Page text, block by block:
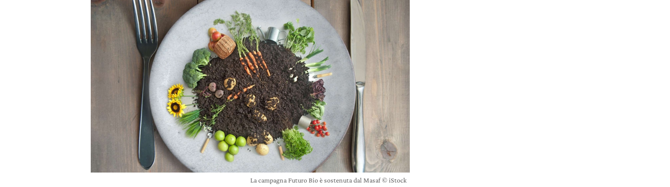
La campagna Futuro Bio è sostenuta dal Masaf © iStock